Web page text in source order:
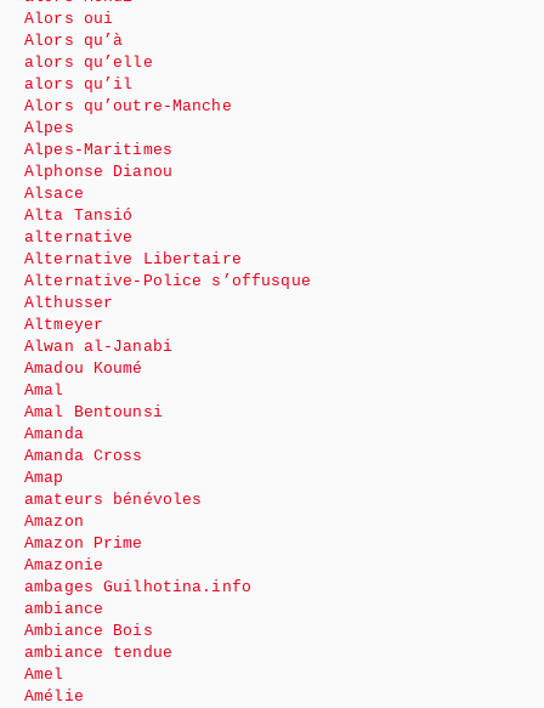
Alors oui
Alors qu’à
alors qu’elle
alors qu’il
Alors qu’outre-Manche
Alpes
Alpes-Maritimes
Alphonse Dianou
Alsace
Alta Tansió
alternative
Alternative Libertaire
Alternative-Police s’offusque
Althusser
Altmeyer
Alwan al-Janabi
Amadou Koumé
Amal
Amal Bentounsi
Amanda
Amanda Cross
Amap
amateurs bénévoles
Amazon
Amazon Prime
Amazonie
ambages Guilhotina.info
ambiance
Ambiance Bois
ambiance tendue
Amel
Amélie